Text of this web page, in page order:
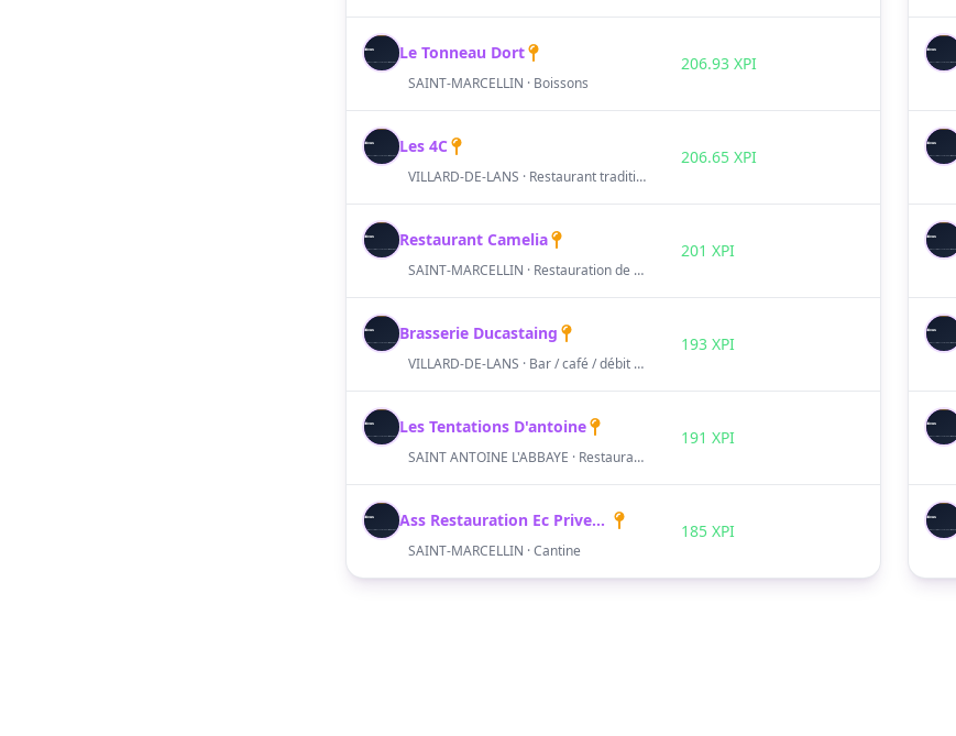
Le Tonneau Dort
SAINT-MARCELLIN · Boissons
206.93 XPI
Les 4C
VILLARD-DE-LANS · Restaurant traditionnel
206.65 XPI
Restaurant Camelia
SAINT-MARCELLIN · Restauration de type rapide
201 XPI
Brasserie Ducastaing
VILLARD-DE-LANS · Bar / café / débit de boissons
193 XPI
Les Tentations D'antoine
SAINT ANTOINE L'ABBAYE · Restaurant traditionnel
191 XPI
Ass Restauration Ec Privee ST Marcellin
SAINT-MARCELLIN · Cantine
185 XPI